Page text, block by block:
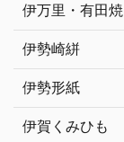
伊万里・有田焼
伊勢崎絣
伊勢形紙
伊賀くみひも